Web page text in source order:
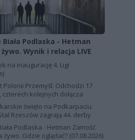
Biała Podlaska - Hetman
Wynik i relacja LIVE
na inaugurację 4. Ligi
Polonii Przemyśl. Odchodzi 17
kolejnych dołącza
święto na Podkarpaciu.
Rzeszów zagrają 44. derby
Podlaska - Hetman Zamość
Gdzie oglądać? (07.08.2026)